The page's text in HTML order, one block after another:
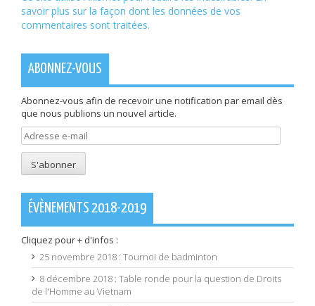
savoir plus sur la façon dont les données de vos
commentaires sont traitées.
ABONNEZ-VOUS
Abonnez-vous afin de recevoir une notification par email dès
que nous publions un nouvel article.
Adresse
e-
S'abonner
ÉVÈNEMENTS 2018-2019
Cliquez pour + d'infos :
25 novembre 2018 : Tournoi de badminton
8 décembre 2018 : Table ronde pour la question de Droits
de l'Homme au Vietnam